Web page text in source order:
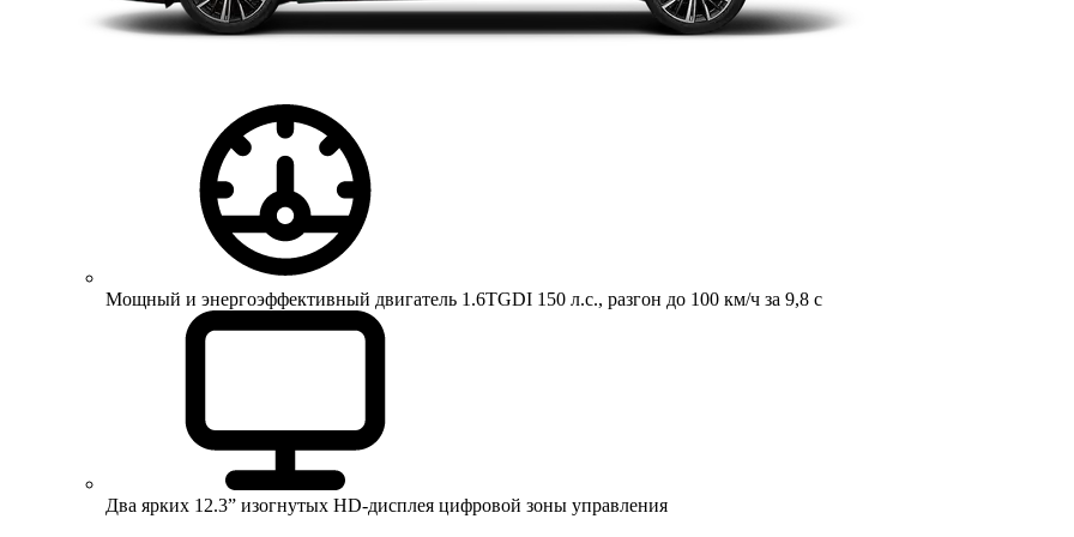
Мощный и энергоэффективный двигатель 1.6TGDI 150 л.с., разгон до 100 км/ч за 9,8 с
Два ярких 12.3” изогнутых HD-дисплея цифровой зоны управления